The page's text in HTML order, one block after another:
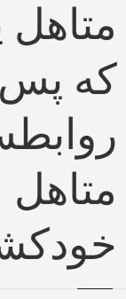
متاهل
که پس